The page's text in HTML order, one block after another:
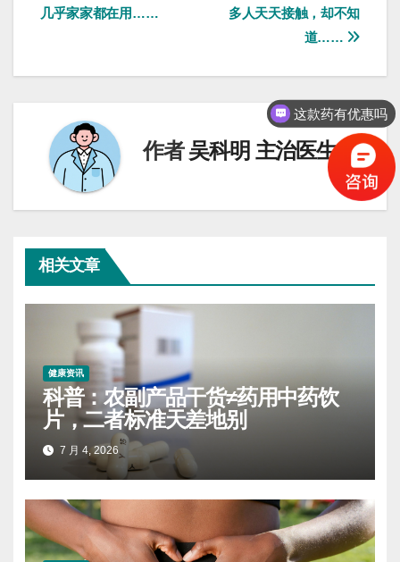
章
导
多人天天接触，却不知
道……
几乎家家都在用……
作者吴科明 主治医生
相关文章
健康资讯
科普：农副产品干货≠药用中药饮
片，二者标准天差地别
7 月 4, 2026
保守治疗的方法有吗